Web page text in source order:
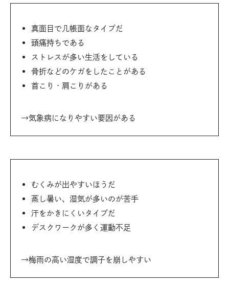
真面目で几帳面なタイプだ
頭痛持ちである
ストレスが多い生活をしている
骨折などのケガをしたことがある
首こり・肩こりがある
→気象病になりやすい要因がある
むくみが出やすいほうだ
蒸し暑い、湿気が多いのが苦手
汗をかきにくいタイプだ
デスクワークが多く運動不足
→梅雨の高い湿度で調子を崩しやすい